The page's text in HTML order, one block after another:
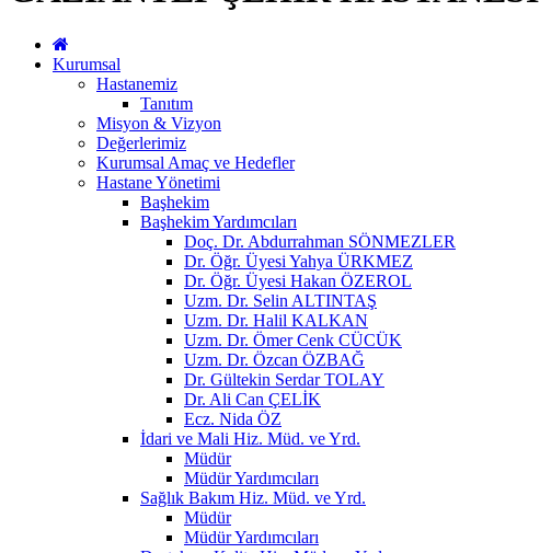
Kurumsal
Hastanemiz
Tanıtım
Misyon & Vizyon
Değerlerimiz
Kurumsal Amaç ve Hedefler
Hastane Yönetimi
Başhekim
Başhekim Yardımcıları
Doç. Dr. Abdurrahman SÖNMEZLER
Dr. Öğr. Üyesi Yahya ÜRKMEZ
Dr. Öğr. Üyesi Hakan ÖZEROL
Uzm. Dr. Selin ALTINTAŞ
Uzm. Dr. Halil KALKAN
Uzm. Dr. Ömer Cenk CÜCÜK
Uzm. Dr. Özcan ÖZBAĞ
Dr. Gültekin Serdar TOLAY
Dr. Ali Can ÇELİK
Ecz. Nida ÖZ
İdari ve Mali Hiz. Müd. ve Yrd.
Müdür
Müdür Yardımcıları
Sağlık Bakım Hiz. Müd. ve Yrd.
Müdür
Müdür Yardımcıları